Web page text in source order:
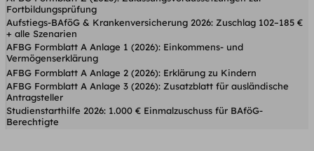
Fortbildungsprüfung
Aufstiegs-BAföG & Krankenversicherung 2026: Zuschlag 102–185 €
+ alle Szenarien
AFBG Formblatt A Anlage 1 (2026): Einkommens- und
Vermögenserklärung
AFBG Formblatt A Anlage 2 (2026): Erklärung zu Kindern
AFBG Formblatt A Anlage 3 (2026): Zusatzblatt für ausländische
Antragsteller
Studienstarthilfe 2026: 1.000 € Einmalzuschuss für BAföG-
Berechtigte